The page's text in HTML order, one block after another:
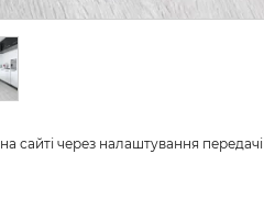
сайті через налаштування передачі